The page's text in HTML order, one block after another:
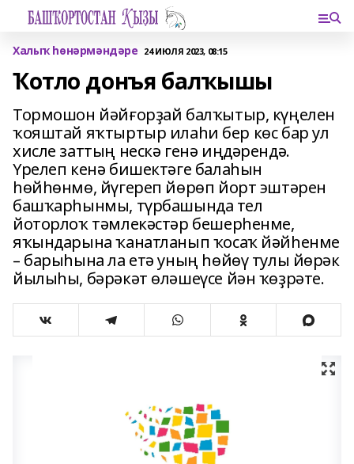
Халыҡ һөнәрмәндәре 24 ИЮЛЯ 2023, 08:15
Ҡотло донъя балҡышы
Тормошон йәйғорҙай балҡытыр, күңелен
ҡояштай яҡтыртыр илаһи бер көс бар ул
хисле заттың нескә генә иңдәрендә.
Үрелеп кенә бишектәге балаһын
һөйһөнмө, йүгереп йөрөп йорт эштәрен
башҡарһынмы, түрбашында тел
йоторлоҡ тәмлекәстәр бешерһенме,
яҡындарына ҡанатланып ҡосаҡ йәйһенме
– барыһына ла етә уның һөйөү тулы йөрәк
йылыһы, бәрәкәт өләшеүсе йән ҡөҙрәте.